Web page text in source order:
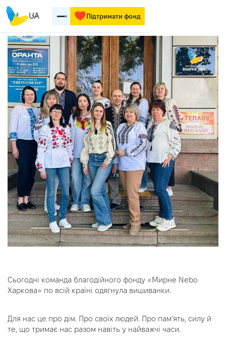
UA Підтримати фонд
Сьогодні команда благодійного фонду «Мирне Nebo
Харкова» по всій країні одягнула вишиванки.
Для нас це про дім. Про своїх людей. Про пам’ять, силу й
те, що тримає нас разом навіть у найважчі часи.